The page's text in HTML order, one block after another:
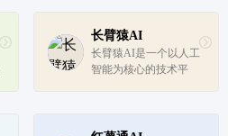
长臂猿AI
长臂猿AI是一个以人工
智能为核心的技术平